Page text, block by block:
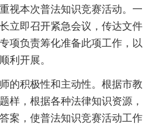
视本次普法知识竞赛活动。一
立即召开紧急会议，传达文件
项负责筹化准备此项工作，以
利开展。
的积极性和主动性。根据市教
样，根据各种法律知识资源，
案，使普法知识竞赛活动工作